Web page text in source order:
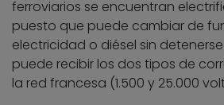
ferroviarios se encuentran
puesto que puede cambiar de
electricidad o diésel sin
puede recibir los dos tipos de
la red francesa (1.500 y 25.000